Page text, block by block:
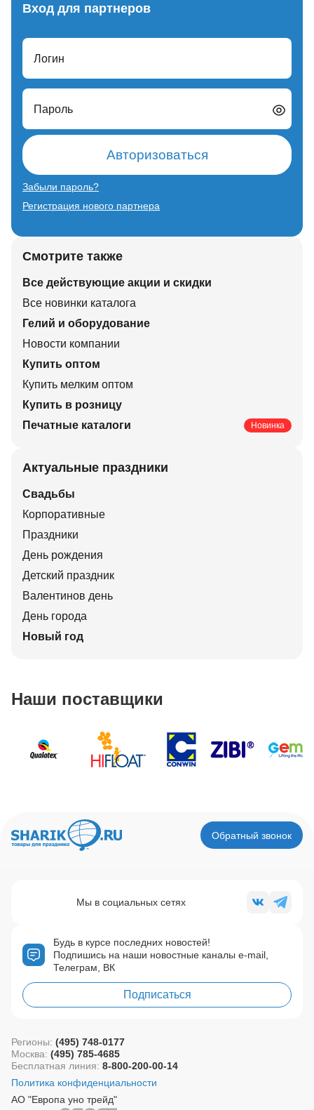
Вход для партнеров
Логин
Пароль
Авторизоваться
Забыли пароль?
Регистрация нового партнера
Смотрите также
Все действующие акции и скидки
Все новинки каталога
Гелий и оборудование
Новости компании
Купить оптом
Купить мелким оптом
Купить в розницу
Печатные каталоги
Новинка
Актуальные праздники
Свадьбы
Корпоративные
Праздники
День рождения
Детский праздник
Валентинов день
День города
Новый год
Наши поставщики
Обратный звонок
Будь в курсе последних новостей!
Подпишись на наши новостные каналы e-mail,
Телеграм, ВК
Подписаться
Мы в социальных сетях
АО "Европа уно трейд"
Регионы: (495) 748-0177
Москва: (495) 785-4685
Бесплатная линия: 8-800-200-00-14
Политика конфиденциальности